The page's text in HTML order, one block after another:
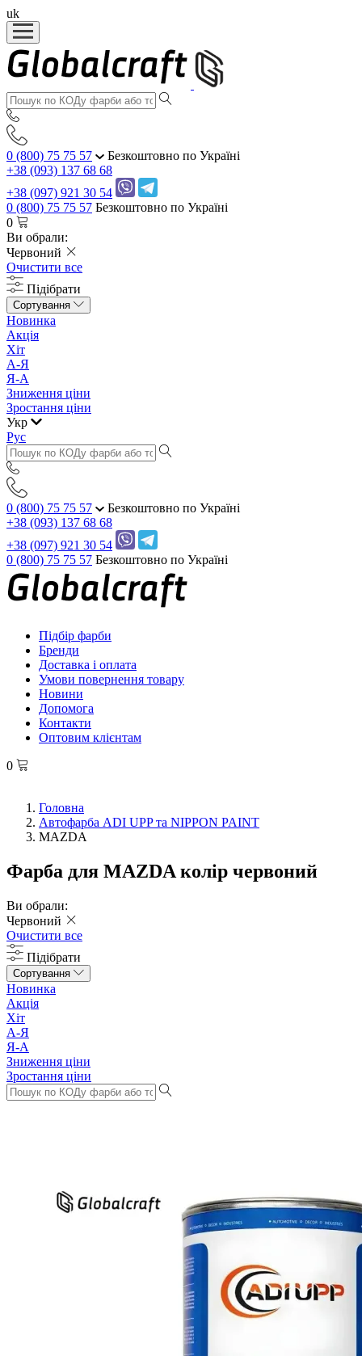
uk
0 (800) 75 75 57
Безкоштовно по Україні
+38 (093) 137 68 68
+38 (097) 921 30 54
0 (800) 75 75 57 Безкоштовно по Україні
0
Ви обрали:
Червоний
Очистити все
Підібрати
Сортування
Новинка
Акція
Хіт
А-Я
Я-А
Зниження ціни
Зростання ціни
Укр
Рус
0 (800) 75 75 57
Безкоштовно по Україні
+38 (093) 137 68 68
+38 (097) 921 30 54
0 (800) 75 75 57 Безкоштовно по Україні
Підбір фарби
Бренди
Доставка і оплата
Умови повернення товару
Новини
Допомога
Контакти
Оптовим клієнтам
0
Головна
Автофарба ADI UPP та NIPPON PAINT
MAZDA
Фарба для MAZDA колір червоний
Ви обрали:
Червоний
Очистити все
Підібрати
Сортування
Новинка
Акція
Хіт
А-Я
Я-А
Зниження ціни
Зростання ціни